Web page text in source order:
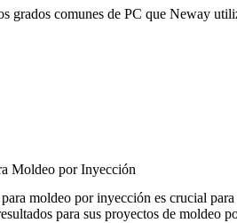
grados comunes de PC que Neway
Moldeo por Inyección
moldeo por inyección es crucial
para sus proyectos de moldeo